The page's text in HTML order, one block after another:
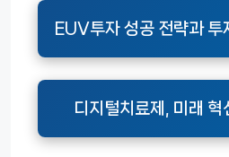
EUV투자 성공 전략과 투
디지털치료제, 미래 혁